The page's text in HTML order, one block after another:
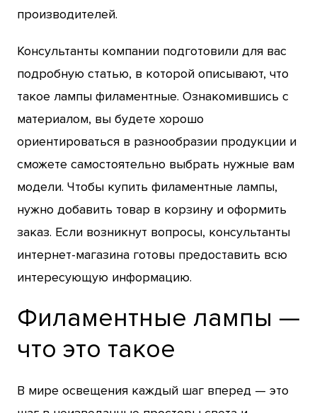
производителей.
Консультанты компании подготовили для вас
подробную статью, в которой описывают, что
такое лампы филаментные. Ознакомившись с
материалом, вы будете хорошо
ориентироваться в разнообразии продукции и
сможете самостоятельно выбрать нужные вам
модели. Чтобы купить филаментные лампы,
нужно добавить товар в корзину и оформить
заказ. Если возникнут вопросы, консультанты
интернет-магазина готовы предоставить всю
интересующую информацию.
Филаментные лампы —
что это такое
В мире освещения каждый шаг вперед — это